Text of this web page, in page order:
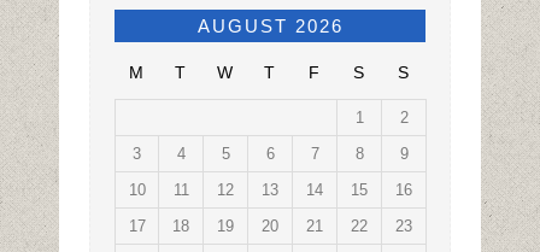
AUGUST 2026
M T W T F S S
1
2
3
4 5 6 7 8
9
10
11 12 13 14 15
16
17
18 19 20 21 22
23